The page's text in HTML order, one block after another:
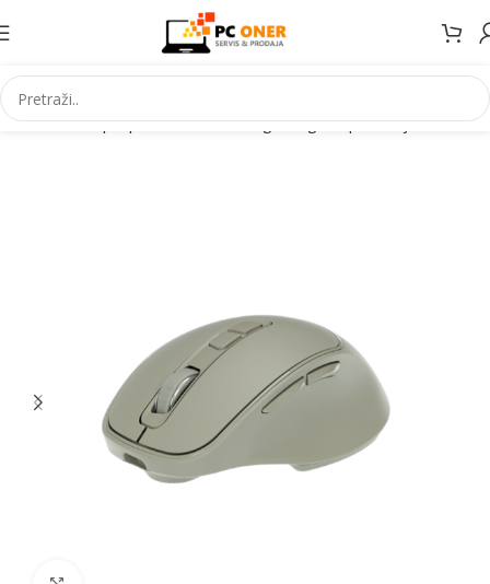
Početna Laptopi Mobiteli IT IT i gaming PC periferija Miševi